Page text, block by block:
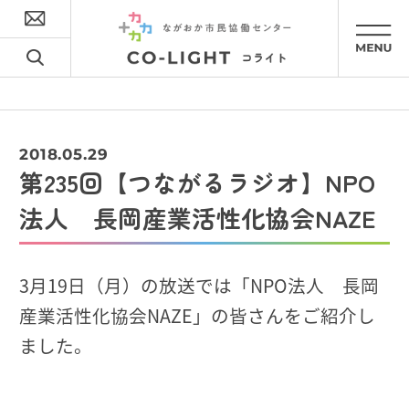
2018.05.29
第235回【つながるラジオ】NPO
法人 長岡産業活性化協会NAZE
3月19日（月）の放送では「NPO法人 長岡
産業活性化協会NAZE」の皆さんをご紹介し
ました。